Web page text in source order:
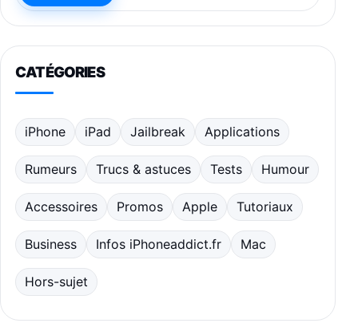
CATÉGORIES
iPhone iPad Jailbreak Applications
Rumeurs Trucs & astuces Tests Humour
Accessoires Promos Apple Tutoriaux
Business Infos iPhoneaddict.fr Mac
Hors-sujet